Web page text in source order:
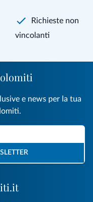
Richieste non
vincolanti
e news per la tua